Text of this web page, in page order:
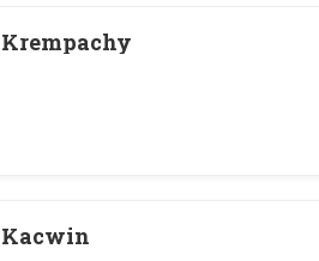
Krempachy
Kacwin